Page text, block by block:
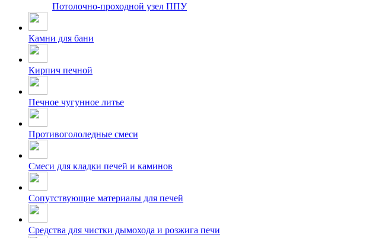
Потолочно-проходной узел ППУ
Камни для бани
Кирпич печной
Печное чугунное литье
Противогололедные смеси
Смеси для кладки печей и каминов
Сопутствующие материалы для печей
Средства для чистки дымохода и розжига печи